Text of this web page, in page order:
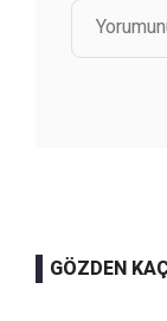
GÖZDEN